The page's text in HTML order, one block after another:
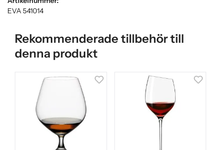
EVA 541014
Rekommenderade tillbehör till
denna produkt